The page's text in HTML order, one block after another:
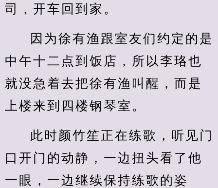
司，开车回到家。
因为徐有渔跟室友们约定的是
中午十二点到饭店，所以李珞也
就没急着去把徐有渔叫醒，而是
上楼来到四楼钢琴室。
此时颜竹笙正在练歌，听见门
口开门的动静，一边扭头看了他
一眼，一边继续保持练歌的姿